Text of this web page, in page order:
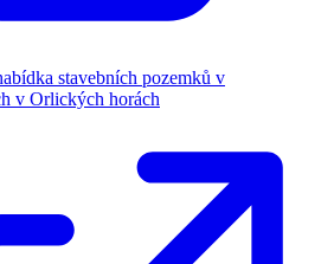
stavebních pozemků v
v Orlických horách